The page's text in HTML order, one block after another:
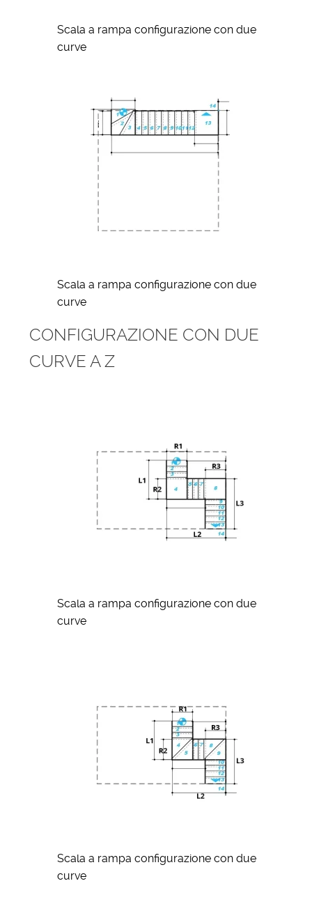
Scala a rampa configurazione con due
curve
Scala a rampa configurazione con due
curve
CONFIGURAZIONE CON DUE
CURVE A Z
Scala a rampa configurazione con due
curve
Scala a rampa configurazione con due
curve